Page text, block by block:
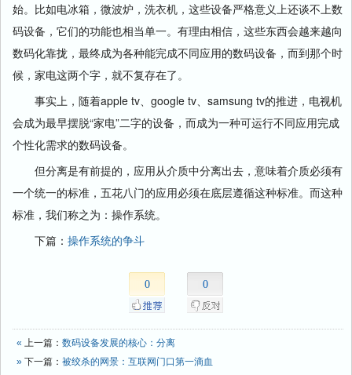
始。比如电冰箱，微波炉，洗衣机，这些设备严格意义上还谈不上数
码设备，它们的功能也相当单一。有理由相信，这些东西会越来越向
数码化靠拢，最终成为各种能完成不同应用的数码设备，而到那个时
候，家电这两个字，就不复存在了。
事实上，随着apple tv、google tv、samsung tv的推进，电视机
会成为最早摆脱“家电”二字的设备，而成为一种可运行不同应用完成
个性化需求的数码设备。
但分离是有前提的，应用从介质中分离出去，意味着介质必须有
一个统一的标准，五花八门的应用必须在底层遵循这种标准。而这种
标准，我们称之为：操作系统。
下篇： 操作系统的争斗
0 0
« 上一篇： 数码设备发展的核心：分离
» 下一篇： 被绞杀的网景：互联网门口第一滴血